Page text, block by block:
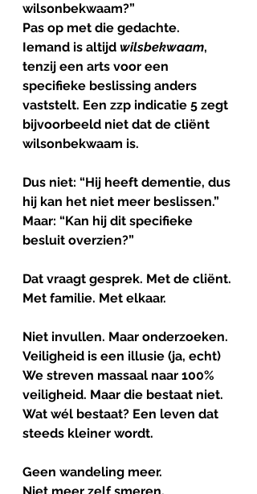
wilsonbekwaam?”
Pas op met die gedachte.
Iemand is altijd wilsbekwaam,
tenzij een arts voor een
specifieke beslissing anders
vaststelt. Een zzp indicatie 5 zegt
bijvoorbeeld niet dat de cliënt
wilsonbekwaam is.
Dus niet: “Hij heeft dementie, dus
hij kan het niet meer beslissen.”
Maar: “Kan hij dit specifieke
besluit overzien?”
Dat vraagt gesprek. Met de cliënt.
Met familie. Met elkaar.
Niet invullen. Maar onderzoeken.
Veiligheid is een illusie (ja, echt)
We streven massaal naar 100%
veiligheid. Maar die bestaat niet.
Wat wél bestaat? Een leven dat
steeds kleiner wordt.
Geen wandeling meer.